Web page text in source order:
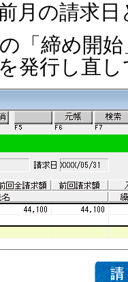
月の請求
「締め開
発行し直